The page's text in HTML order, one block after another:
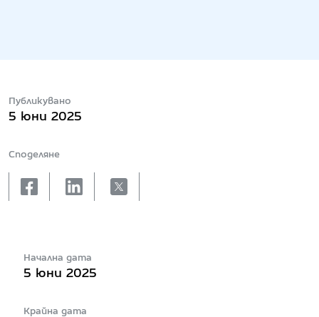
Публикувано
5 юни 2025
Споделяне
facebooklinkedinX
Начална дата
5 юни 2025
Крайна дата